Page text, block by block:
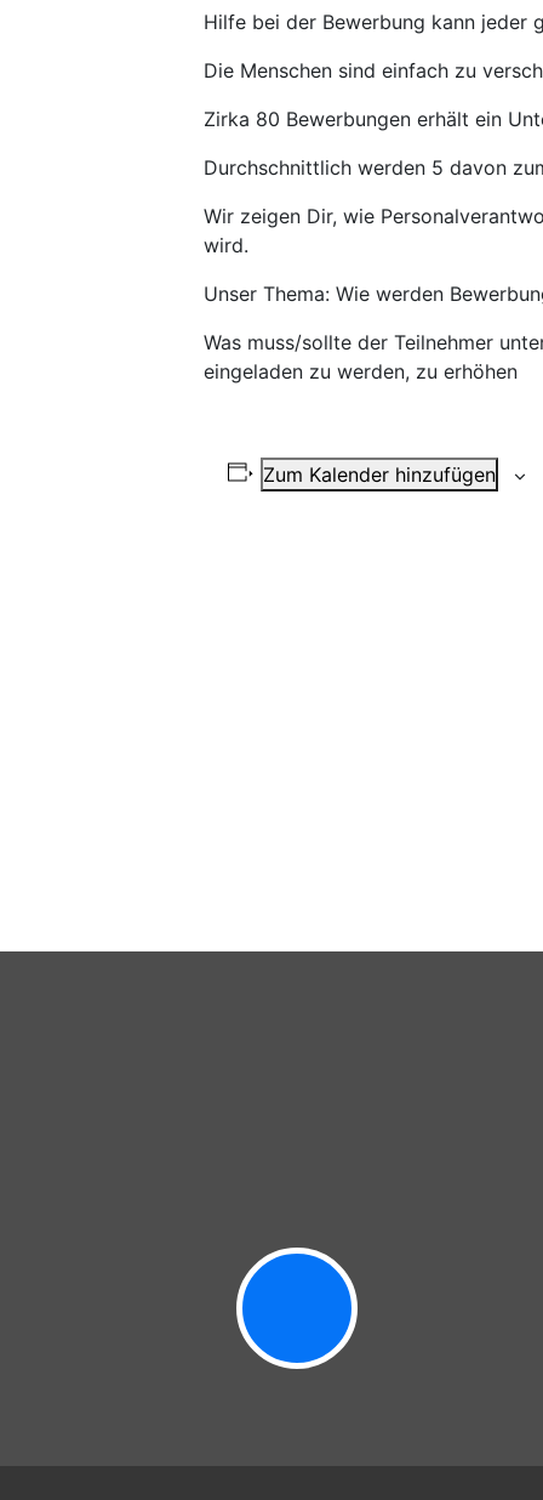
Hilfe bei der Bewerbung kann jeder
Die Menschen sind einfach zu
Zirka 80 Bewerbungen erhält ein
Durchschnittlich werden 5 davon
Wir zeigen Dir, wie
wird.
Unser Thema: Wie werden
Was muss/sollte der Teilnehmer
eingeladen zu werden, zu erhöhen
Zum Kalender hinzufügen